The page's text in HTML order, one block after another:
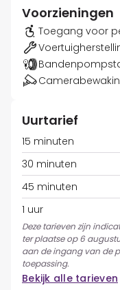
Voorzieningen
Toegang voor
Uurtarief
15 minuten
30 minuten
45 minuten
1 uur
Deze tarieven zijn
ter plaatse op 6
aan de ingang van de
toepassing.
Bekijk alle tarieven